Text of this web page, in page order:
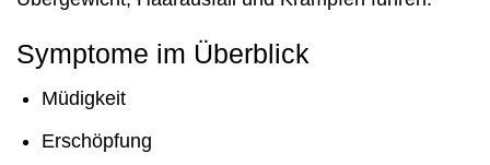
Symptome im Überblick
Müdigkeit
Erschöpfung